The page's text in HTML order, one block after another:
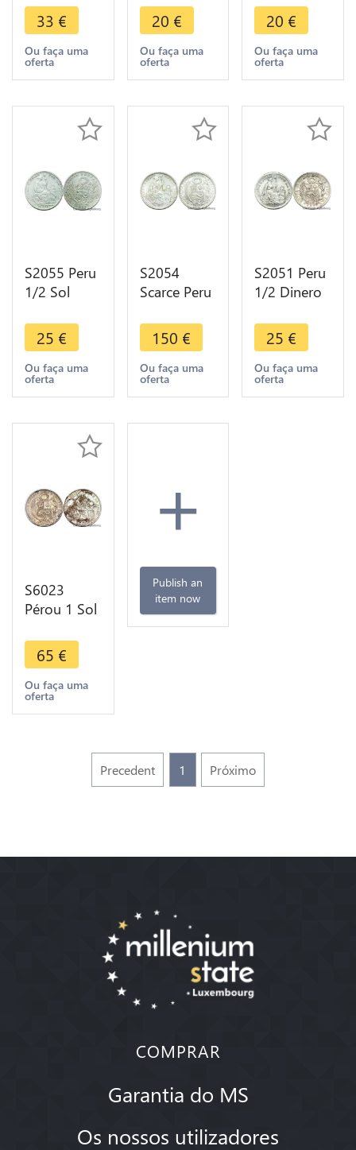
Silver ->
Faire Offre
33 €
Ou faça uma
oferta
Argent
Silver ->
Faire Offre
20 €
Ou faça uma
oferta
->Make
offer
20 €
Ou faça uma
oferta
S2055 Peru
1/2 Sol
->Make
offer
25 €
Ou faça uma
oferta
S2054
Scarce Peru
Lima 1907
FDC ! UNC !
BU Argent -
>Make
150 €
Ou faça uma
oferta
S2051 Peru
1/2 Dinero
Superbe
+++ SPL ->
Make offer
25 €
Ou faça uma
oferta
S6023
Pérou 1 Sol
Lima Argent
Silver
65 €
Ou faça uma
oferta
+
Publish an
item now
Precedent 1 Próximo
COMPRAR
Garantia do MS
Os nossos utilizadores